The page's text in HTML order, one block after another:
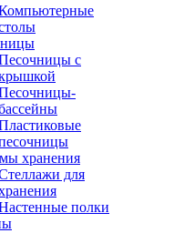
с
хранения
для
полки